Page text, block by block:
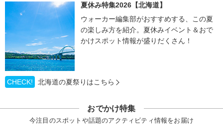
夏休み特集2026【北海道】
ウォーカー編集部がおすすめする、この夏
の楽しみ方を紹介。夏休みイベント＆おで
かけスポット情報が盛りだくさん！
CHECK! 北海道の夏祭りはこちら
おでかけ特集
今注目のスポットや話題のアクティビティ情報をお届け